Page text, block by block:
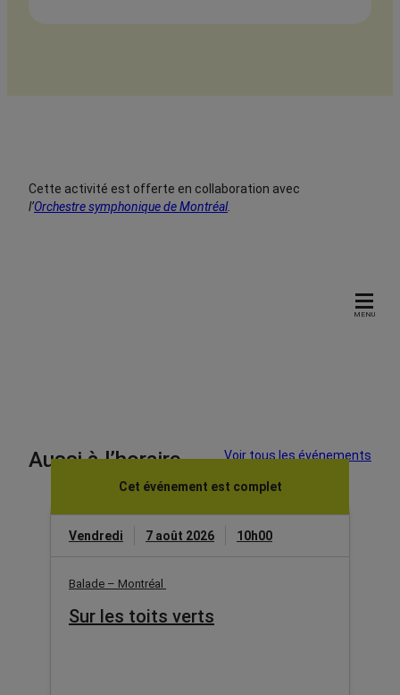
MENU
Cette activité est offerte en collaboration avec
l’Orchestre symphonique de Montréal.
Aussi à l’horaire Voir tous les événements
Cet événement est complet
Vendredi 7 août 2026 10h00
Balade – Montréal
Sur les toits verts